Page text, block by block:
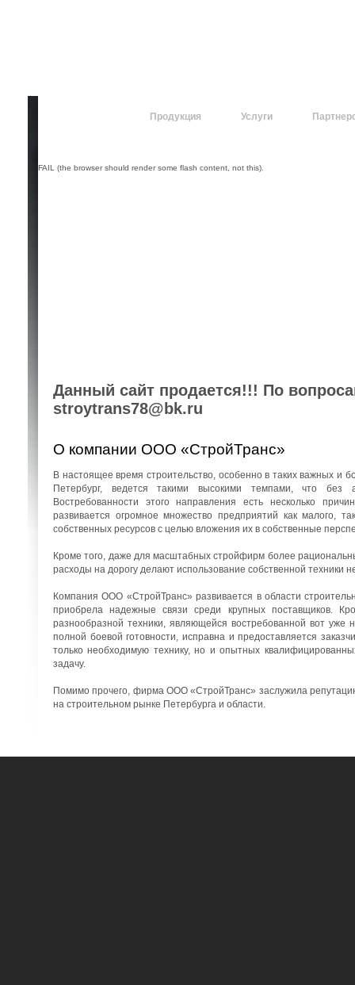
Продукция Услуги
FAIL (the browser should render some flash content, not this).
Данный сайт продается!!! По
stroytrans78@bk.ru
О компании ООО «СтройТранс»
В настоящее время строительство, особенно в таких важных и
Петербург, ведется такими высокими темпами, что без
Востребованности этого направления есть несколько
развивается огромное множество предприятий как малого,
собственных ресурсов с целью вложения их в собственные
Кроме того, даже для масштабных стройфирм более
расходы на дорогу делают использование собственной техники
Компания ООО «СтройТранс» развивается в области
приобрела надежные связи среди крупных поставщиков.
разнообразной техники, являющейся востребованной вот уже
полной боевой готовности, исправна и предоставляется
только необходимую технику, но и опытных
задачу.
Помимо прочего, фирма ООО «СтройТранс» заслужила
на строительном рынке Петербурга и области.